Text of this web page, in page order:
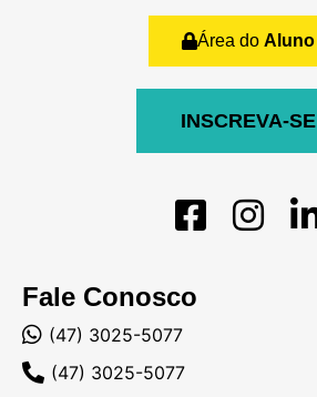
Fale Conosco
(47) 3025-5077
(47) 3025-5077
Área do Aluno
INSCREVA-SE